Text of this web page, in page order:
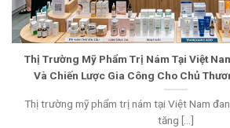
Thị Trường Mỹ Phẩm Trị Nám Tại Việt
Và Chiến Lược Gia Công Cho Chủ
Thị trường mỹ phẩm trị nám tại Việt Nam
tăng [...]